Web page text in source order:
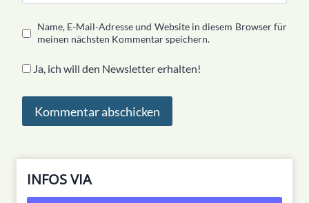
Name, E-Mail-Adresse und Website in diesem Browser für
meinen nächsten Kommentar speichern.
Ja, ich will den Newsletter erhalten!
INFOS VIA